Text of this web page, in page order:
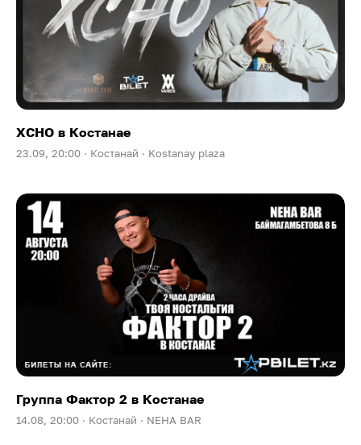
XCHO в Костанае
23.09, 20:00 · Костанай · Kostanay plaza
Группа Фактор 2 в Костанае
14.08, 20:00 · Костанай · NEHA BAR